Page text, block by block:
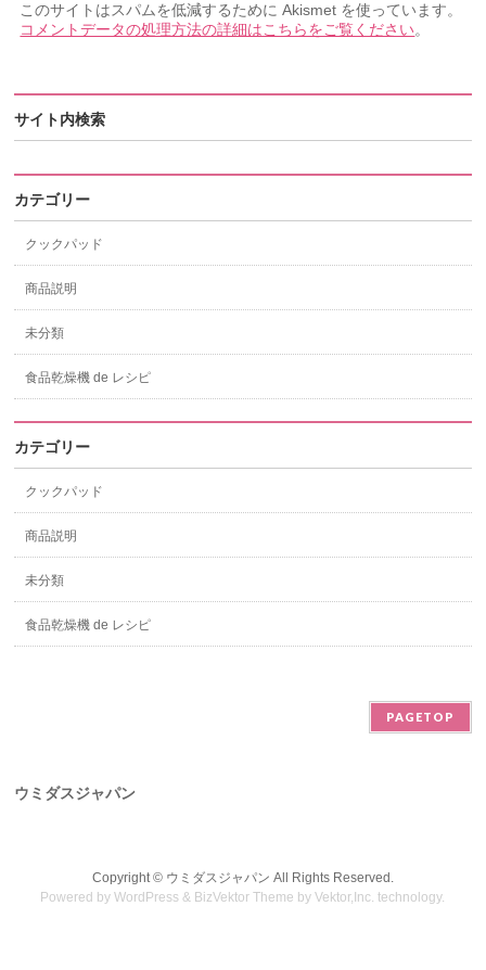
このサイトはスパムを低減するために Akismet を使っています。
コメントデータの処理方法の詳細はこちらをご覧ください。
サイト内検索
カテゴリー
クックパッド
商品説明
未分類
食品乾燥機 de レシピ
カテゴリー
クックパッド
商品説明
未分類
食品乾燥機 de レシピ
PAGETOP
ウミダスジャパン
Copyright © ウミダスジャパン All Rights Reserved.
Powered byWordPress & BizVektor Theme byVektor,Inc. technology.